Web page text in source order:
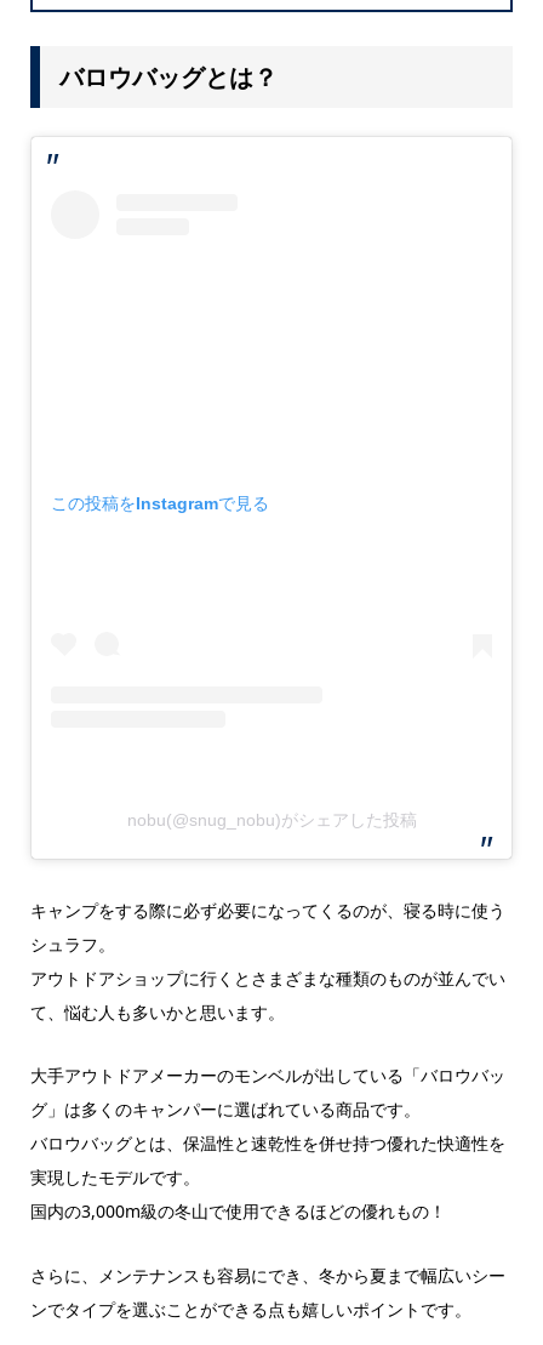
バロウバッグとは？
この投稿をInstagramで見る
nobu(@snug_nobu)がシェアした投稿
キャンプをする際に必ず必要になってくるのが、寝る時に使う
シュラフ。
アウトドアショップに行くとさまざまな種類のものが並んでい
て、悩む人も多いかと思います。
大手アウトドアメーカーのモンベルが出している「バロウバッ
グ」は多くのキャンパーに選ばれている商品です。
バロウバッグとは、保温性と速乾性を併せ持つ優れた快適性を
実現したモデルです。
国内の3,000m級の冬山で使用できるほどの優れもの！
さらに、メンテナンスも容易にでき、冬から夏まで幅広いシー
ンでタイプを選ぶことができる点も嬉しいポイントです。